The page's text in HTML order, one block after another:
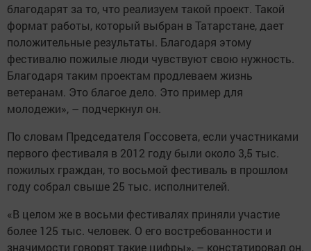
благодарят за то, что реализуем такой проект. Такой
формат работы, который выбран в Татарстане, дает
положительные результаты. Благодаря этому
фестивалю пожилые люди чувствуют свою нужность.
Благодаря таким проектам продлеваем жизнь
ветеранам. Это благое дело. Это пример для
молодежи», – подчеркнул он.
По словам Председателя Госсовета, если участниками
первого фестиваля в 2012 году были около 3,5 тыс.
пожилых граждан, то восьмой фестиваль в прошлом
году собрал свыше 25 тыс. исполнителей.
«В целом же в восьми фестивалях приняли участие
более 125 тыс. человек. О его востребованности и
значимости говорят такие цифры», – констатировал он.